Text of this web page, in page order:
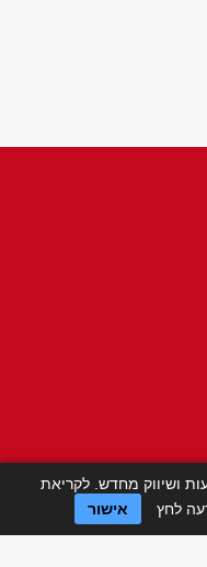
ושיווק מחדש. לקריאת
לחץ אישור